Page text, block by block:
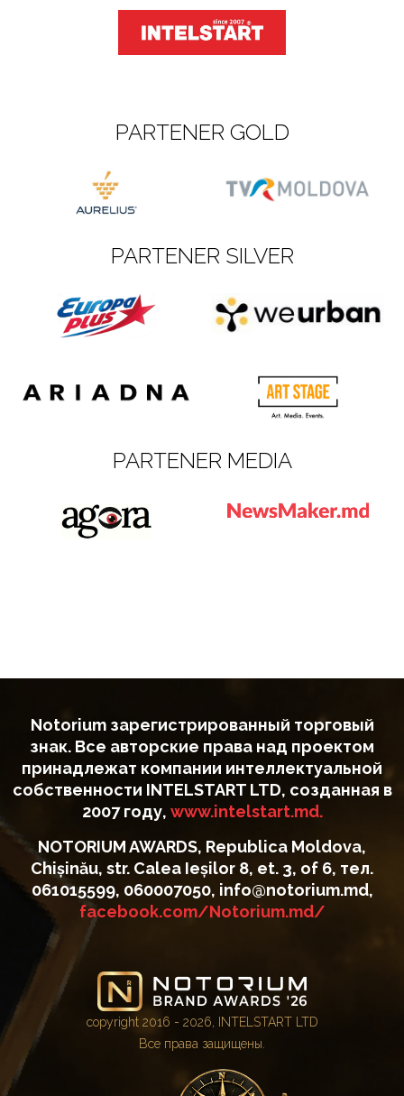
PARTENER GOLD
PARTENER SILVER
PARTENER MEDIA
Notorium зарегистрированный торговый
знак. Все авторские права над проектом
принадлежат компании интеллектуальной
собственности INTELSTART LTD, созданная в
2007 году, www.intelstart.md.
NOTORIUM AWARDS, Republica Moldova,
Chișinău, str. Calea Ieșilor 8, et. 3, of 6, тел.
061015599, 060007050, info@notorium.md,
facebook.com/Notorium.md/
copyright 2016 - 2026, INTELSTART LTD
Все права защищены.